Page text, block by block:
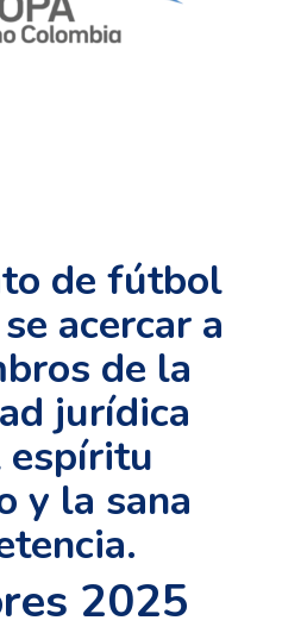
de fútbol
acercar a
de la
jurídica
espíritu
y la sana
2025